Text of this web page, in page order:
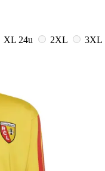
XL 24u 2XL
3XL